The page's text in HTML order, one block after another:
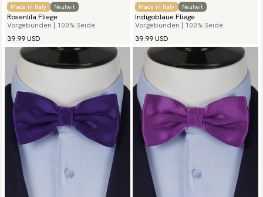
Made in Italy Neuheit
Rosenlila Fliege
Vorgebunden | 100% Seide
39.99 USD
Made in Italy Neuheit
Indigoblaue Fliege
Vorgebunden | 100% Seide
39.99 USD